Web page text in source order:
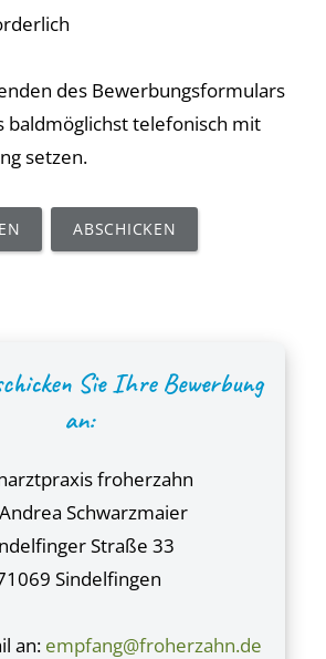
des Bewerbungsformulars
baldmöglichst telefonisch mit
setzen.
Sie Ihre Bewerbung
an:
froherzahn
Schwarzmaier
Straße 33
Sindelfingen
an: empfang@froherzahn.de